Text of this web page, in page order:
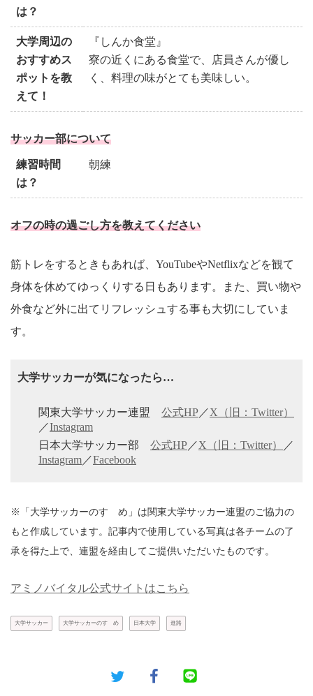
は？
大学周辺の
おすすめス
ポットを教
えて！
『しんか食堂』
寮の近くにある食堂で、店員さんが優し
く、料理の味がとても美味しい。
サッカー部について
練習時間
は？
朝練
オフの時の過ごし方を教えてください
筋トレをするときもあれば、YouTubeやNetflixなどを観て
身体を休めてゆっくりする日もあります。また、買い物や
外食など外に出てリフレッシュする事も大切にしていま
す。
大学サッカーが気になったら…
関東大学サッカー連盟 公式HP ／X（旧：Twitter）
／Instagram
日本大学サッカー部 公式HP ／X（旧：Twitter）
／
Instagram ／Facebook
※「大学サッカーのすゝめ」は関東大学サッカー連盟のご協力の
もと作成しています。記事内で使用している写真は各チームの了
承を得た上で、連盟を経由してご提供いただいたものです。
アミノバイタル公式サイトはこちら
大学サッカー 大学サッカーのすゝめ 日本大学 進路